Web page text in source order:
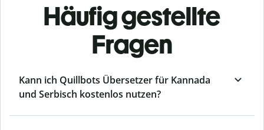
Häufig gestellte
Fragen
Kann ich Quillbots Übersetzer für Kannada
und Serbisch kostenlos nutzen?